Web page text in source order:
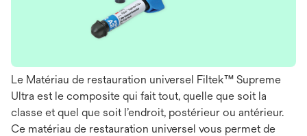
Le Matériau de restauration universel Filtek™ Supreme
Ultra est le composite qui fait tout, quelle que soit la
classe et quel que soit l’endroit, postérieur ou antérieur.
Ce matériau de restauration universel vous permet de